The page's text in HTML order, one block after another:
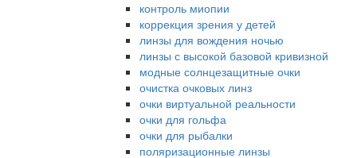
контроль миопии
коррекция зрения у детей
линзы для вождения ночью
линзы с высокой базовой кривизной
модные солнцезащитные очки
очистка очковых линз
очки виртуальной реальности
очки для гольфа
очки для рыбалки
поляризационные линзы